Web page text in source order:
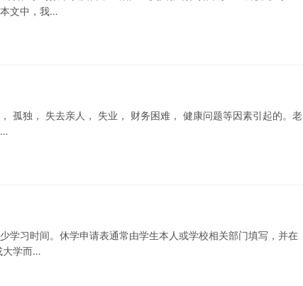
文中，我…
孤独， 失去亲人， 失业， 财务困难， 健康问题等因素引起的。老
…
学习时间。休学申请表通常由学生本人或学校相关部门填写，并在
大学而…